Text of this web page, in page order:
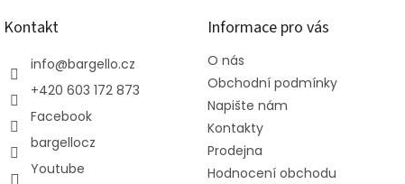
Kontakt
info@bargello.cz
+420 603 172 873
Facebook
bargellocz
Youtube
Informace pro vás
O nás
Obchodní podmínky
Napište nám
Kontakty
Prodejna
Hodnocení obchodu